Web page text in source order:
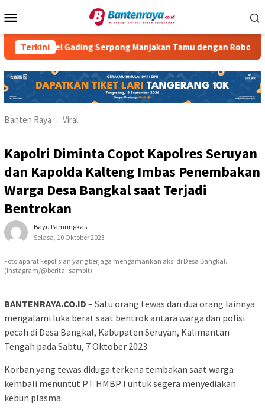
ke
Mobile
Terkini
Gading Serpong Manjakan Tamu dengan Robot Waiter
Banten Raya – Viral
Kapolri Diminta Copot Kapolres Seruyan
dan Kapolda Kalteng Imbas Penembakan
Warga Desa Bangkal saat Terjadi
Bentrokan
Bayu Pamungkas
Selasa, 10 Oktober 2023
Foto aparat kepolisian yang berjaga mengamankan aksi di Desa Bangkal.
(Instagram/@berita_sampit)
BANTENRAYA.CO.ID – Satu orang tewas dan dua orang lainnya
mengalami luka berat saat bentrok antara warga dan polisi
pecah di Desa Bangkal, Kabupaten Seruyan, Kalimantan
Tengah pada Sabtu, 7 Oktober 2023.
Korban yang tewas diduga terkena tembakan saat warga
kembali menuntut PT HMBP I untuk segera menyediakan
kebun plasma.